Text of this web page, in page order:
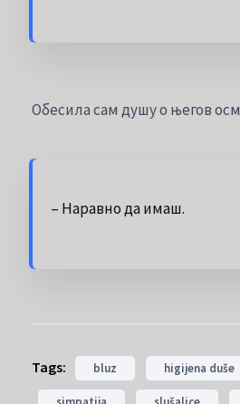
Обесила сам душу о његов
– Наравно да имаш.
Tags: bluz higijena duše